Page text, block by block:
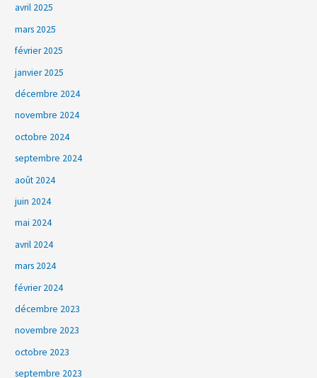
avril 2025
mars 2025
février 2025
janvier 2025
décembre 2024
novembre 2024
octobre 2024
septembre 2024
août 2024
juin 2024
mai 2024
avril 2024
mars 2024
février 2024
décembre 2023
novembre 2023
octobre 2023
septembre 2023